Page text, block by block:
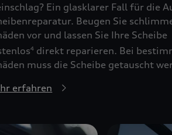
Ein glasklarer Fall für die
Beugen Sie
vor und lassen Sie Ihre Scheibe
4 direkt reparieren. Bei
muss die Scheibe getauscht
erfahren